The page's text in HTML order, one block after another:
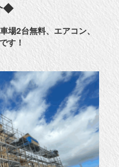
◆
2台無料、エアコン、
す！